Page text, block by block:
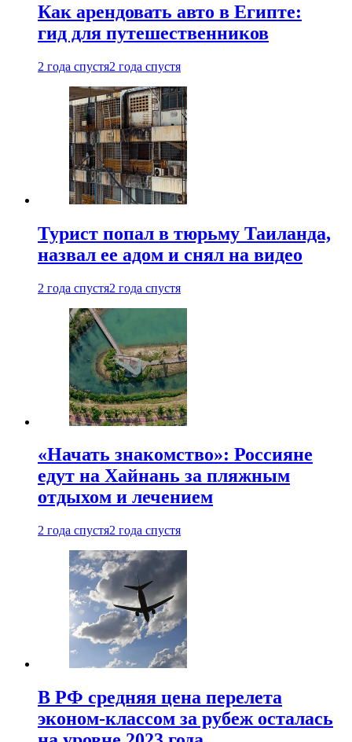
Как арендовать авто в Египте:
гид для путешественников
2 года спустя2 года спустя
Турист попал в тюрьму Таиланда,
назвал ее адом и снял на видео
2 года спустя2 года спустя
«Начать знакомство»: Россияне
едут на Хайнань за пляжным
отдыхом и лечением
2 года спустя2 года спустя
В РФ средняя цена перелета
эконом-классом за рубеж осталась